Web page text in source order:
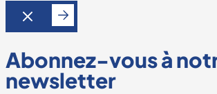
Abonnez-vous à
newsletter